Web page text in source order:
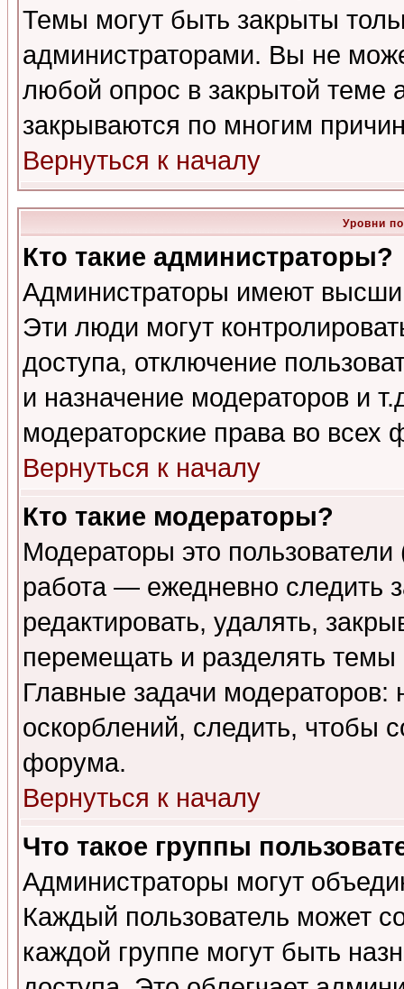
Темы могут быть закрыты
администраторами. Вы не
любой опрос в закрытой теме
закрываются по многим
Вернуться к началу
Уровни
Кто такие администраторы?
Администраторы имеют
Эти люди могут
доступа, отключение
и назначение модераторов и
модераторские права во всех
Вернуться к началу
Кто такие модераторы?
Модераторы это
работа — ежедневно следить
редактировать, удалять,
перемещать и разделять
Главные задачи
оскорблений, следить, чтобы
форума.
Вернуться к началу
Что такое группы
Администраторы могут
Каждый пользователь может
каждой группе могут быть